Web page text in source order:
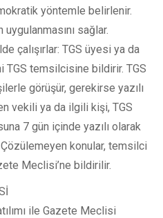
yöntemle belirlenir.
sağlar.
çalışırlar: TGS üyesi ya da
temsilcisine bildirir. TGS
görüşür, gerekirse yazılı
vekili ya da ilgili kişi, TGS
7 gün içinde yazılı olarak
Çözülemeyen konular, temsilci
Meclisi’ne bildirilir.
ile Gazete Meclisi